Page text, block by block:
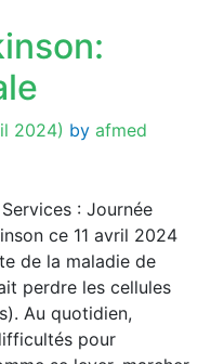
2024) by afmed
: Journée
ce 11 avril 2024
de la maladie de
perdre les cellules
Au quotidien,
pour